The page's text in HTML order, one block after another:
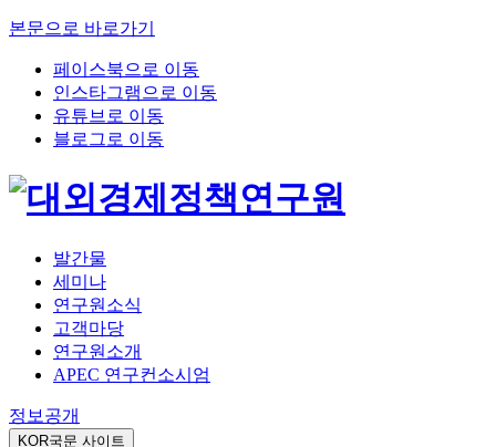
본문으로 바로가기
페이스북으로 이동
인스타그램으로 이동
유튜브로 이동
블로그로 이동
발간물
세미나
연구원소식
고객마당
연구원소개
APEC 연구컨소시엄
정보공개
KOR국문 사이트